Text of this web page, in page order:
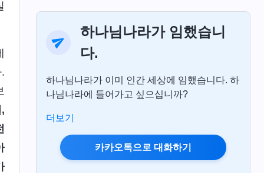
하나님나라가 임했습니
다.
하나님나라가 이미 인간 세상에 임했습니다. 하
나님나라에 들어가고 싶으십니까?
더보기
카카오톡으로 대화하기